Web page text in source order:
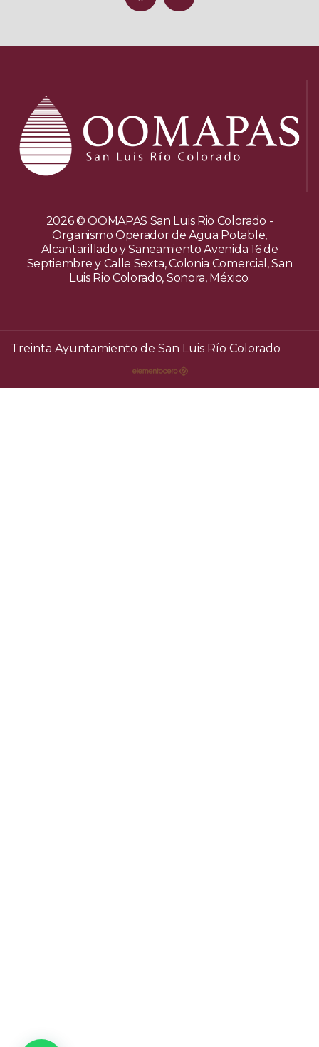
2026 © OOMAPAS San Luis Rio Colorado -
Organismo Operador de Agua Potable,
Alcantarillado y Saneamiento Avenida 16 de
Septiembre y Calle Sexta, Colonia Comercial, San
Luis Rio Colorado, Sonora, México.
Treinta Ayuntamiento de San Luis Río Colorado